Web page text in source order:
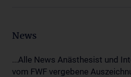
News
...Alle News Anästhesist und
vom FWF vergebene